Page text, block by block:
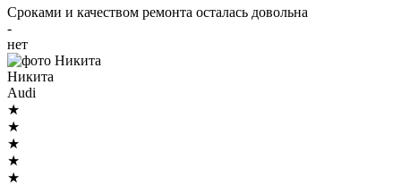
Сроками и качеством ремонта осталась довольна
-
нет
Никита
Audi
★
★
★
★
★